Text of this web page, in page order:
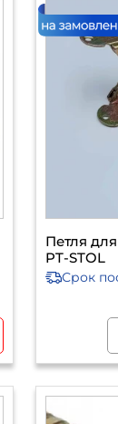
Петля
PT-STOL
Срок